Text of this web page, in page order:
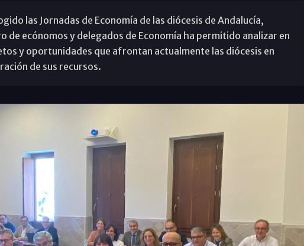
las Jornadas de Economía de las diócesis de Andalucía,
de ecónomos y delegados de Economía ha permitido analizar en
y oportunidades que afrontan actualmente las diócesis en
de sus recursos.